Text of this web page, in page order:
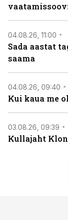
04.08.26, 11:00
Sada aastat
saama
04.08.26, 09:40
Kui kaua me
03.08.26, 09:39
Kullajaht